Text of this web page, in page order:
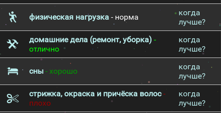
физическая нагрузка - норма
когда
лучше?
домашние дела (ремонт, уборка) -
отлично
когда
лучше?
сны - хорошо
когда
лучше?
стрижка, окраска и причёска волос-
плохо
когда
лучше?